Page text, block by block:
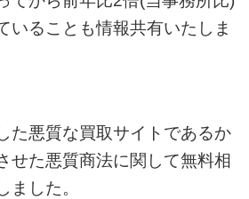
いることも情報共有いたしま
た悪質な買取サイトであるか
せた悪質商法に関して無料相
ました。